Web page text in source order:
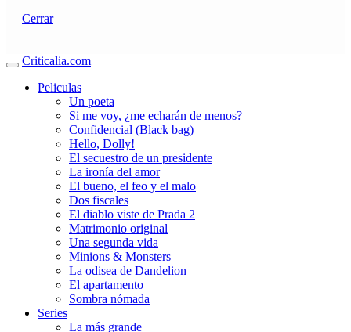
Cerrar
Criticalia.com
Peliculas
Un poeta
Si me voy, ¿me echarán de menos?
Confidencial (Black bag)
Hello, Dolly!
El secuestro de un presidente
La ironía del amor
El bueno, el feo y el malo
Dos fiscales
El diablo viste de Prada 2
Matrimonio original
Una segunda vida
Minions & Monsters
La odisea de Dandelion
El apartamento
Sombra nómada
Series
La más grande